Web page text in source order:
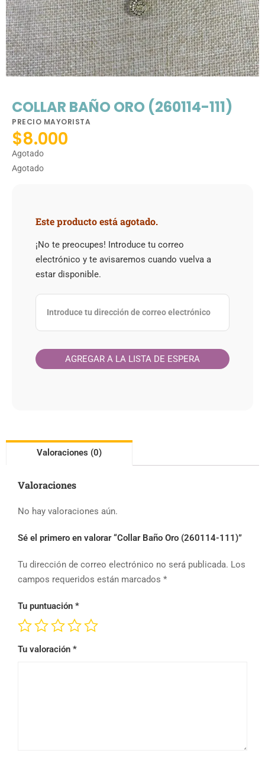
COLLAR BAÑO ORO (260114-111)
PRECIO MAYORISTA
$8.000
Agotado
Agotado
Este producto está agotado.
¡No te preocupes! Introduce tu correo
electrónico y te avisaremos cuando vuelva a
estar disponible.
Valoraciones (0)
Valoraciones
No hay valoraciones aún.
Sé el primero en valorar “Collar Baño Oro (260114-111)”
Tu dirección de correo electrónico no será publicada. Los
campos requeridos están marcados *
Tu puntuación *
Tu valoración *